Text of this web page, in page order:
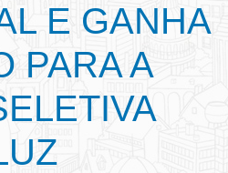
E GANHA
PARA A